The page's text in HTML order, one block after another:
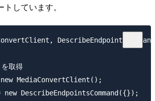
しています。
取得
MediaConvertClient();
new DescribeEndpointsCommand({});